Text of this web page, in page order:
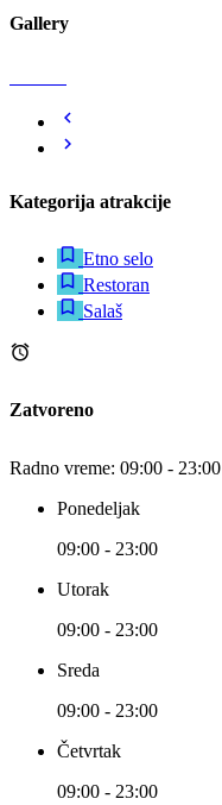
Gallery
Kategorija atrakcije
Etno selo
Restoran
Salaš
Zatvoreno
Radno vreme: 09:00 - 23:00
Ponedeljak
09:00 - 23:00
Utorak
09:00 - 23:00
Sreda
09:00 - 23:00
Četvrtak
09:00 - 23:00